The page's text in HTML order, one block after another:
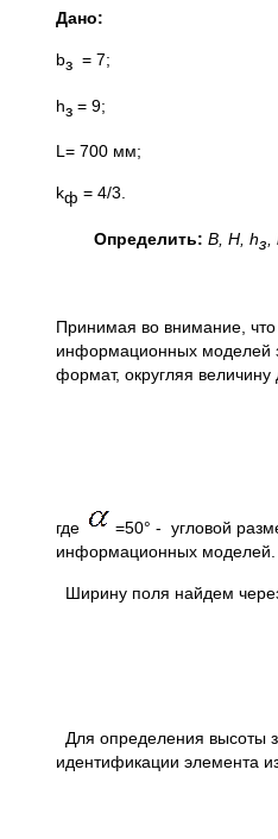
Дано:
bз = 7;
hз = 9;
L= 700 мм;
kф = 4/3.
Определить: B H hз
Принимая во внимание,
информационных моделей
формат, округляя
где
=50° - угловой
информационных моделей.
Ширину поля найдем
Для определения высоты
идентификации элемента